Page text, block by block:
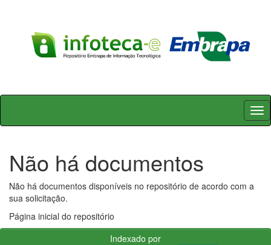
Skip
Não há documentos
Não há documentos disponíveis no repositório de acordo com a
sua solicitação.
Página inicial do repositório
Indexado por